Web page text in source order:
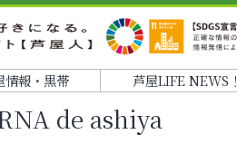
情報・黒帯 芦屋LIFE NEWS！
de ashiya